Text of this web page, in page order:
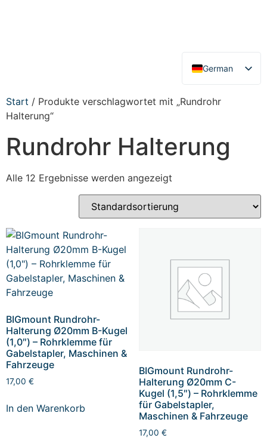
German
English
Start / Produkte verschlagwortet mit „Rundrohr
Halterung“
Rundrohr Halterung
Alle 12 Ergebnisse werden angezeigt
BIGmount Rundrohr-
Halterung Ø20mm B-Kugel
(1,0″) – Rohrklemme für
Gabelstapler, Maschinen &
Fahrzeuge
17,00 €
In den Warenkorb
BIGmount Rundrohr-
Halterung Ø20mm C-
Kugel (1,5″) – Rohrklemme
für Gabelstapler,
Maschinen & Fahrzeuge
17,00 €